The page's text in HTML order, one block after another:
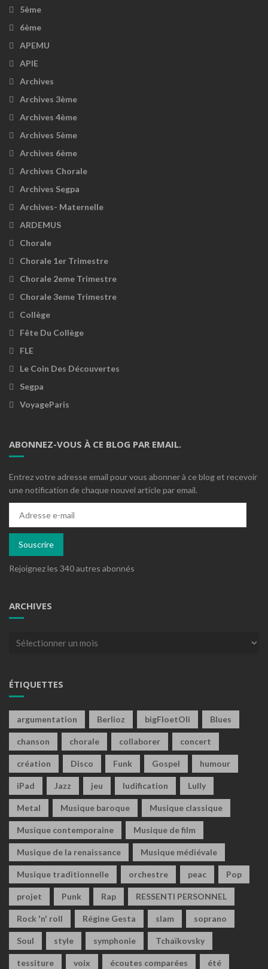
5ème
6ème
APEMU
APIE
Archives
Archives 3ème
Archives 4ème
Archives 5ème
Archives 6ème
Archives Chorale
Archives Segpa
Archives- Maternelle
ARDEMUS
Chorale
Chorale 1er Trimestre
Chorale 2eme Trimestre
Chorale 3eme Trimestre
Collège
Fête Du Collège
FLE
Le Coin Des Découvertes
Segpa
VoyageParis
ABONNEZ-VOUS À CE BLOG PAR EMAIL.
Entrez votre adresse email pour vous abonner à ce blog et recevoir
une notification de chaque nouvel article par email.
mail
Souscrire
Rejoignez les 340 autres abonnés
ARCHIVES
Archives
ÉTIQUETTES
argumentation Berlioz bigFloetOli Blues
chanson chorale collaborer concert
création Disco Funk Gospel humour
iPad Jazz jeu ludification Lully
Metal Musique baroque Musique classique
Musique contemporaine Musique de film
Musique de la renaissance Musique médiévale
Musique traditionnelle orchestre peac Pop
projet Punk Rap RESSENTI PERSONNEL
Rock 'n' roll Régine Gesta slam soprano
Soul style symphonie Tchaïkovsky
tessiture voix écoutes comparées été